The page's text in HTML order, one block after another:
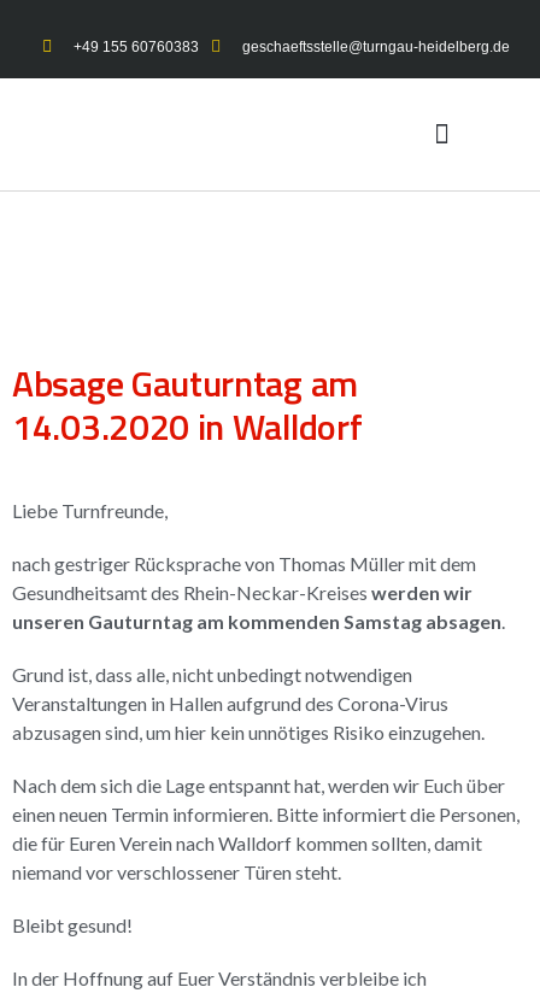
+49 155 60760383 geschaeftsstelle@turngau-heidelberg.de
Absage Gauturntag am
14.03.2020 in Walldorf
Liebe Turnfreunde,
nach gestriger Rücksprache von Thomas Müller mit dem
Gesundheitsamt des Rhein-Neckar-Kreises werden wir
unseren Gauturntag am kommenden Samstag absagen.
Grund ist, dass alle, nicht unbedingt notwendigen
Veranstaltungen in Hallen aufgrund des Corona-Virus
abzusagen sind, um hier kein unnötiges Risiko einzugehen.
Nach dem sich die Lage entspannt hat, werden wir Euch über
einen neuen Termin informieren. Bitte informiert die Personen,
die für Euren Verein nach Walldorf kommen sollten, damit
niemand vor verschlossener Türen steht.
Bleibt gesund!
In der Hoffnung auf Euer Verständnis verbleibe ich